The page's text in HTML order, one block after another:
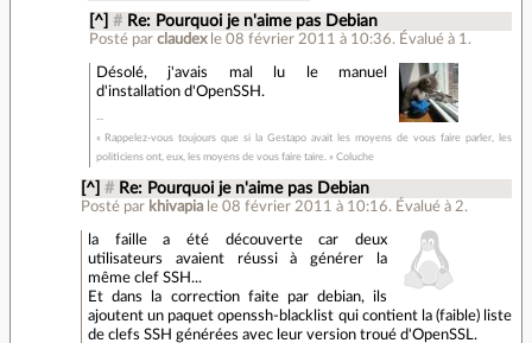
[^] # Re: Pourquoi je n'aime pas Debian
Posté par claudex le 08 février 2011 à 10:36. Évalué à 1 .
Désolé, j'avais mal lu le manuel
d'installation d'OpenSSH.
« Rappelez-vous toujours que si la Gestapo avait les moyens de vous faire parler, les
politiciens ont, eux, les moyens de vous faire taire. » Coluche
[^] # Re: Pourquoi je n'aime pas Debian
Posté par khivapia le 08 février 2011 à 10:16. Évalué à 2.
la faille a été découverte car deux
utilisateurs avaient réussi à générer la
même clef SSH...
Et dans la correction faite par debian, ils
ajoutent un paquet openssh-blacklist qui contient la (faible) liste
de clefs SSH générées avec leur version troué d'OpenSSL.